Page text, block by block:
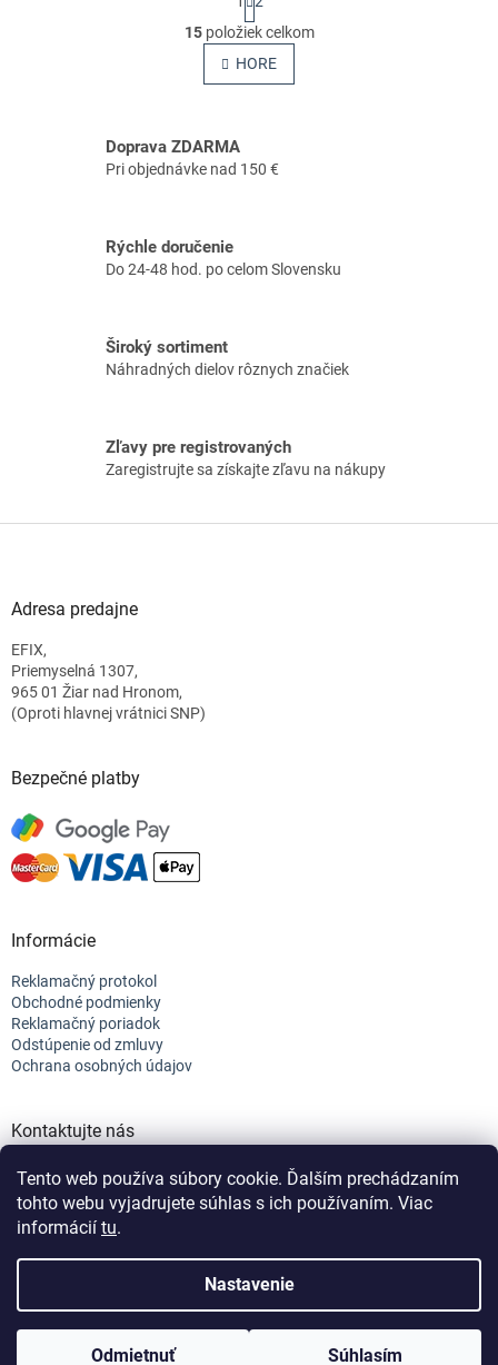
Tento web používa súbory cookie. Ďalším prechádzaním
tohto webu vyjadrujete súhlas s ich používaním. Viac
informácií tu.
Nastavenie
Odmietnuť Súhlasím
O
v
l
á
i
k
p
i
t
r
á
n
k
n
i
15položiek celkom
HORE
Doprava ZDARMA
Pri objednávke nad 150 €
Rýchle doručenie
Do 24-48 hod. po celom Slovensku
Široký sortiment
Náhradných dielov rôznych značiek
Zľavy pre registrovaných
Zaregistrujte sa získajte zľavu na nákupy
Adresa predajne
EFIX,
Priemyselná 1307,
965 01 Žiar nad Hronom,
(Oproti hlavnej vrátnici SNP)
Bezpečné platby
Informácie
Reklamačný protokol
Obchodné podmienky
Reklamačný poriadok
Odstúpenie od zmluvy
Ochrana osobných údajov
Kontaktujte nás
+421 944 682 154
info@efix.top
. Všetky práva vyhradené.
cookiesNastavenie | Úprava | Custom =Netmedia s.r.o.